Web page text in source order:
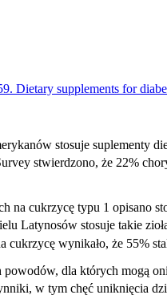
Dietary supplements for
stosuje suplementy
stwierdzono, że 22%
cukrzycę typu 1 opisano
Latynosów stosuje takie
wynikało, że 55%
dla których mogą
w tym chęć uniknięcia